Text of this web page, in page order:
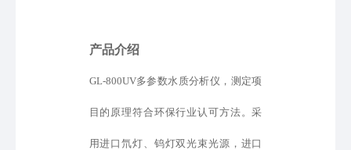
产品介绍
GL-800UV多参数水质分析仪，测定项
目的原理符合环保行业认可方法。采
用进口氘灯、钨灯双光束光源 ， 进口